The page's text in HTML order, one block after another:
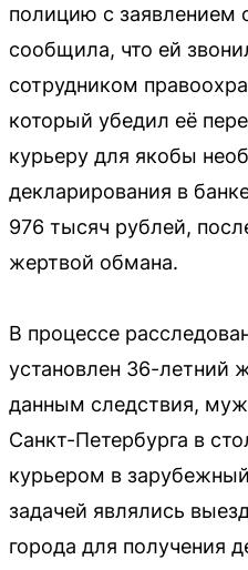
полицию с заявлением
сообщила, что ей
сотрудником
который убедил её
курьеру для якобы
декларирования в
976 тысяч рублей,
жертвой обмана.
В процессе
установлен 36-летний
данным следствия,
Санкт-Петербурга в
курьером в
задачей являлись
города для получения